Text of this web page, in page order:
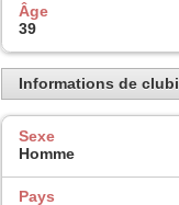
Âge
39
Informations de
Sexe
Homme
Pays